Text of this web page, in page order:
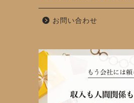
お問い合わせ